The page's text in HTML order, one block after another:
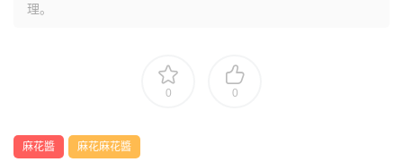
理。
0 0
麻花醬 麻花麻花醬